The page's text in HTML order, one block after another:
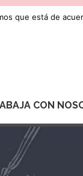
CON
que está de